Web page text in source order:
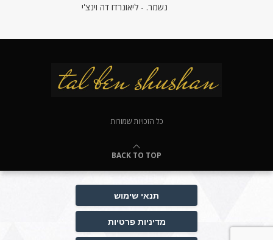
נשמר. - ליאונרדו דה וינצ'י
כל הזכויות שמורות
BACK TO TOP
תנאי שימוש
מדיניות פרטיות